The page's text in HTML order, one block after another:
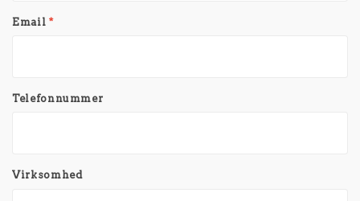
Email *
Telefonnummer
Virksomhed